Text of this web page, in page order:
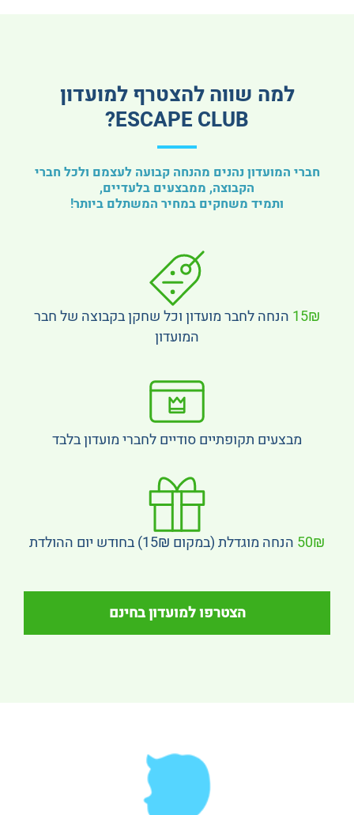
למה שווה להצטרף למועדון
ESCAPE CLUB?
חברי המועדון נהנים מהנחה קבועה לעצמם ולכל חברי
הקבוצה, ממבצעים בלעדיים,
ותמיד משחקים במחיר המשתלם ביותר!
15₪ הנחה לחבר מועדון וכל שחקן בקבוצה של חבר
המועדון
מבצעים תקופתיים סודיים לחברי מועדון בלבד
50₪ הנחה מוגדלת (במקום 15₪) בחודש יום ההולדת
הצטרפו למועדון בחינם